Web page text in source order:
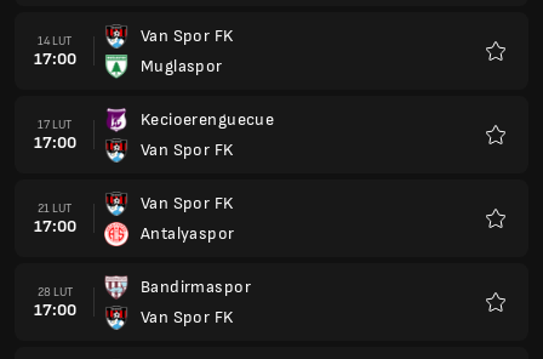
14 LUT
17:00
Van Spor FK
Muglaspor
17 LUT
17:00
Kecioerenguecue
Van Spor FK
21 LUT
17:00
Van Spor FK
Antalyaspor
28 LUT
17:00
Bandirmaspor
Van Spor FK